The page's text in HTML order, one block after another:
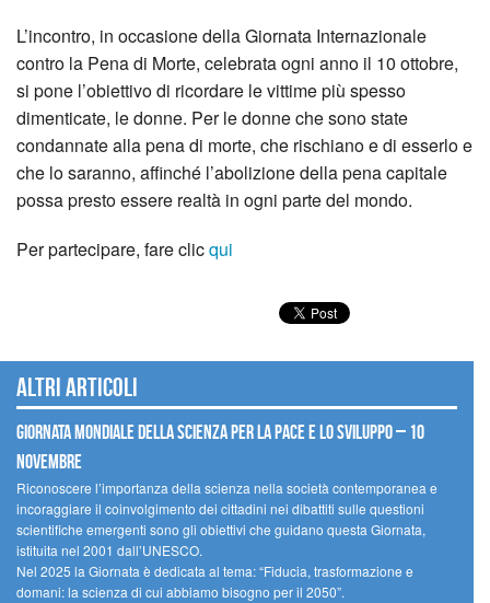
L’incontro, in occasione della Giornata Internazionale
contro la Pena di Morte, celebrata ogni anno il 10 ottobre,
si pone l’obiettivo di ricordare le vittime più spesso
dimenticate, le donne. Per le donne che sono state
condannate alla pena di morte, che rischiano e di esserlo e
che lo saranno, affinché l’abolizione della pena capitale
possa presto essere realtà in ogni parte del mondo.
Per partecipare, fare clicqui
Altri articoli
Giornata mondiale della scienza per la pace e lo sviluppo – 10
novembre
Riconoscere l’importanza della scienza nella società contemporanea e
incoraggiare il coinvolgimento dei cittadini nei dibattiti sulle questioni
scientifiche emergenti sono gli obiettivi che guidano questa Giornata,
istituita nel 2001 dall’UNESCO.
Nel 2025 la Giornata è dedicata al tema: “Fiducia, trasformazione e
domani: la scienza di cui abbiamo bisogno per il 2050”.